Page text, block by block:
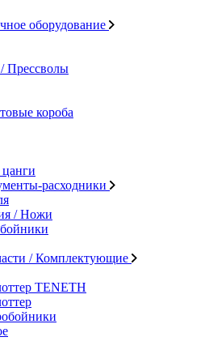
оборудование
Прессволы
короба
расходники
/ Ножи
/ Комплектующие
TENETH